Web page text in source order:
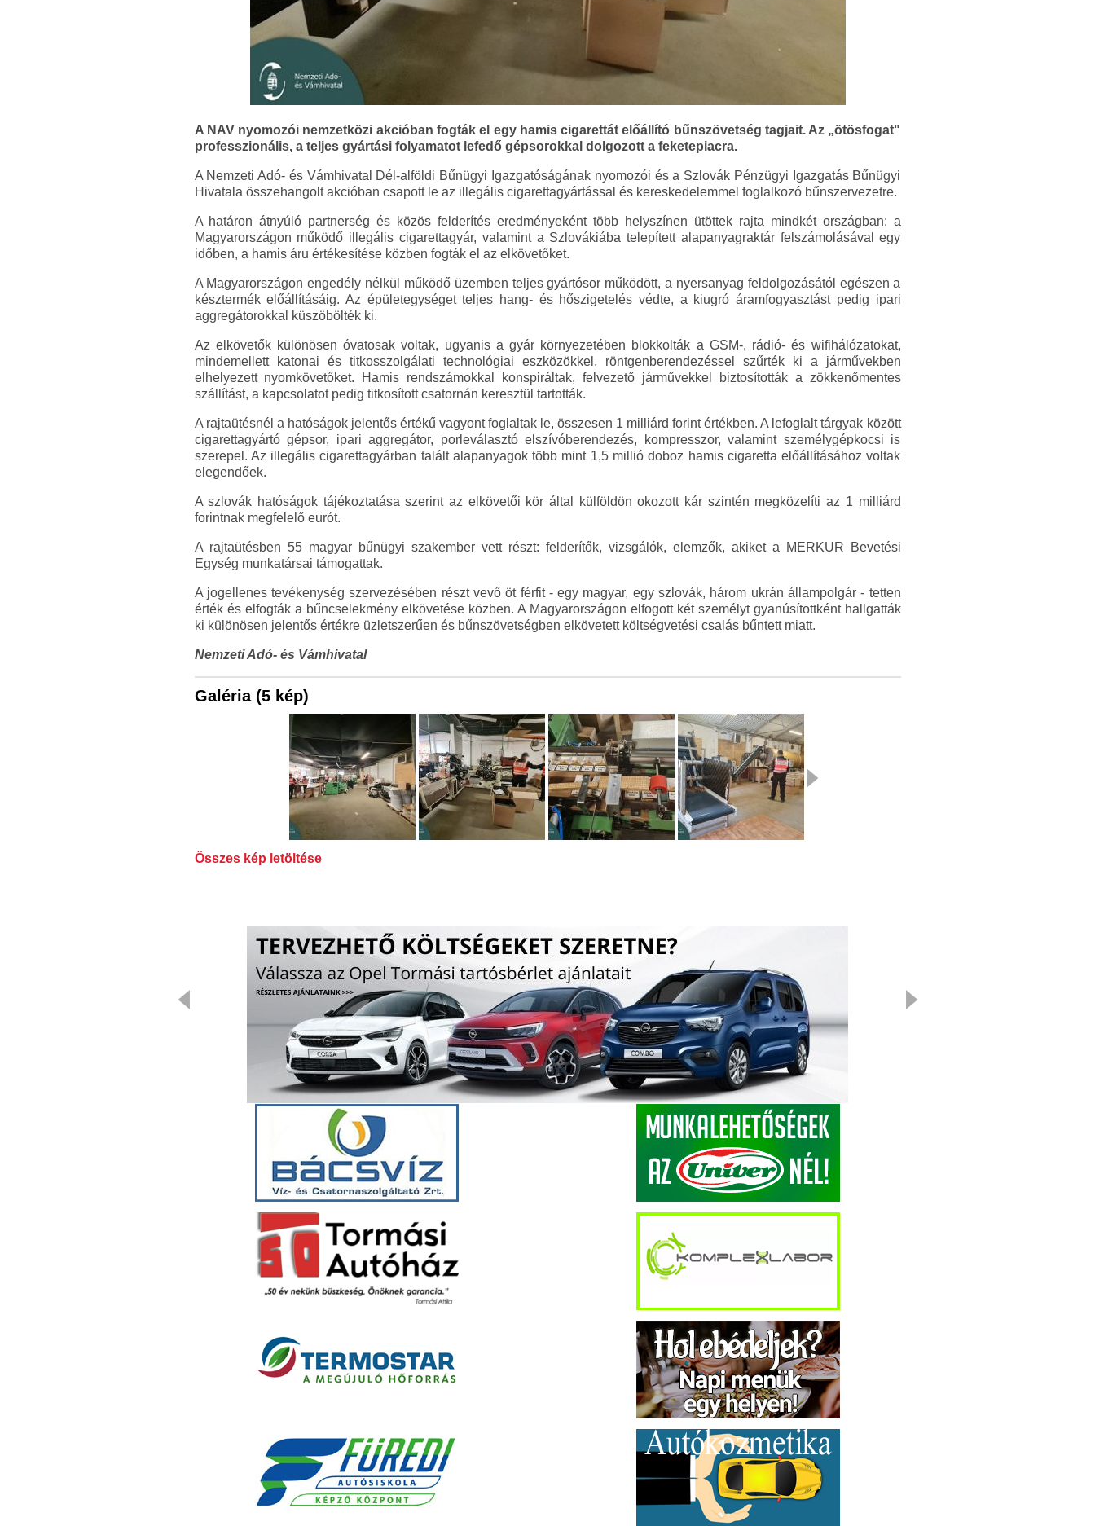
A NAV nyomozói nemzetközi akcióban fogták el egy hamis cigarettát előállító bűnszövetség tagjait. Az „ötösfogat"
professzionális, a teljes gyártási folyamatot lefedő gépsorokkal dolgozott a feketepiacra.
A Nemzeti Adó- és Vámhivatal Dél-alföldi Bűnügyi Igazgatóságának nyomozói és a Szlovák Pénzügyi Igazgatás Bűnügyi
Hivatala összehangolt akcióban csapott le az illegális cigarettagyártással és kereskedelemmel foglalkozó bűnszervezetre.
A határon átnyúló partnerség és közös felderítés eredményeként több helyszínen ütöttek rajta mindkét országban: a
Magyarországon működő illegális cigarettagyár, valamint a Szlovákiába telepített alapanyagraktár felszámolásával egy
időben, a hamis áru értékesítése közben fogták el az elkövetőket.
A Magyarországon engedély nélkül működő üzemben teljes gyártósor működött, a nyersanyag feldolgozásától egészen a
késztermék előállításáig. Az épületegységet teljes hang- és hőszigetelés védte, a kiugró áramfogyasztást pedig ipari
aggregátorokkal küszöbölték ki.
Az elkövetők különösen óvatosak voltak, ugyanis a gyár környezetében blokkolták a GSM-, rádió- és wifihálózatokat,
mindemellett katonai és titkosszolgálati technológiai eszközökkel, röntgenberendezéssel szűrték ki a járművekben
elhelyezett nyomkövetőket. Hamis rendszámokkal konspiráltak, felvezető járművekkel biztosították a zökkenőmentes
szállítást, a kapcsolatot pedig titkosított csatornán keresztül tartották.
A rajtaütésnél a hatóságok jelentős értékű vagyont foglaltak le, összesen 1 milliárd forint értékben. A lefoglalt tárgyak között
cigarettagyártó gépsor, ipari aggregátor, porleválasztó elszívóberendezés, kompresszor, valamint személygépkocsi is
szerepel. Az illegális cigarettagyárban talált alapanyagok több mint 1,5 millió doboz hamis cigaretta előállításához voltak
elegendőek.
A szlovák hatóságok tájékoztatása szerint az elkövetői kör által külföldön okozott kár szintén megközelíti az 1 milliárd
forintnak megfelelő eurót.
A rajtaütésben 55 magyar bűnügyi szakember vett részt: felderítők, vizsgálók, elemzők, akiket a MERKUR Bevetési
Egység munkatársai támogattak.
A jogellenes tevékenység szervezésében részt vevő öt férfit - egy magyar, egy szlovák, három ukrán állampolgár - tetten
érték és elfogták a bűncselekmény elkövetése közben. A Magyarországon elfogott két személyt gyanúsítottként hallgatták
ki különösen jelentős értékre üzletszerűen és bűnszövetségben elkövetett költségvetési csalás bűntett miatt.
Nemzeti Adó- és Vámhivatal
Galéria (5 kép)
Összes kép letöltése